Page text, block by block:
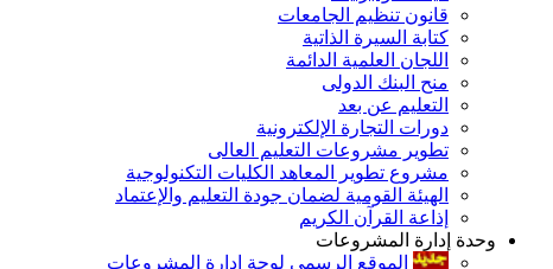
قانون تنظيم الجامعات
كتابة السيرة الذاتية
اللجان العلمية الدائمة
منح البنك الدولى
التعليم عن بعد
دورات التجارة الإلكترونية
تطوير مشروعات التعليم العالى
مشروع تطوير المعاهد الكليات التكنولوجية
الهيئة القومية لضمان جودة التعليم والإعتماد
إذاعة القرآن الكريم
وحدة إدارة المشروعات
الموقع الرسمى لوحة إدارة المشروعات